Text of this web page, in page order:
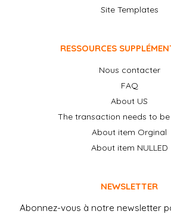
Site Templates
RESSOURCES
Nous contacter
FAQ
About US
The transaction needs to
About item Orginal
About item NULLED
NEWSLETTER
Abonnez-vous à notre newsletter